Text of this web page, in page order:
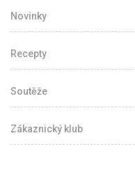
Novinky
Recepty
Soutěže
Zákaznický klub